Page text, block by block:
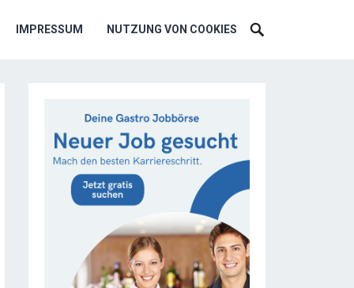
IMPRESSUM NUTZUNG VON COOKIES